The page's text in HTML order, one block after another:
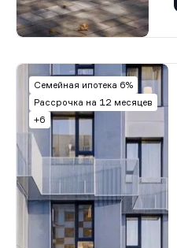
Семейная ипотека 6%
Рассрочка на 12 месяцев
+6